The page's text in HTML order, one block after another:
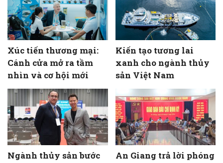
Xúc tiến thương mại:
Cánh cửa mở ra tầm
nhìn và cơ hội mới
Kiến tạo tương lai
xanh cho ngành thủy
sản Việt Nam
Ngành thủy sản bước
An Giang trả lời phóng